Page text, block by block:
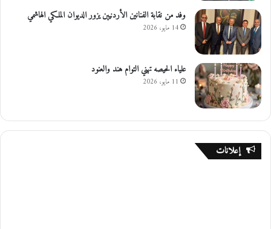
وفد من نقابة الفنانين الأردنيين يزور الديوان الملكي الهاشمي
14 مايو، 2026
علياء الحيصه تهني التوام هند والعنود
11 مايو، 2026
إعلانات